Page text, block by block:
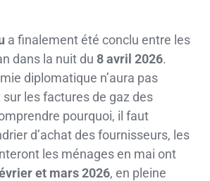
a finalement été conclu entre les
dans la nuit du 8 avril 2026.
diplomatique n’aura pas
les factures de gaz des
pourquoi, il faut
d’achat des fournisseurs, les
les ménages en mai ont
et mars 2026, en pleine